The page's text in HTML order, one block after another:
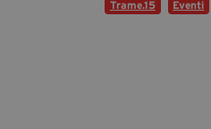
Trame.15 Eventi